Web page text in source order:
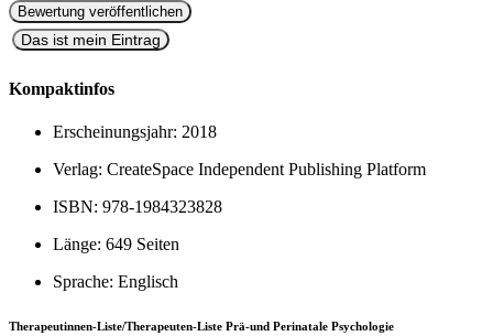
Das ist mein Eintrag
Kompaktinfos
Erscheinungsjahr: 2018
Verlag: CreateSpace Independent Publishing Platform
ISBN: 978-1984323828
Länge: 649 Seiten
Sprache: Englisch
Therapeutinnen-Liste/Therapeuten-Liste Prä-und Perinatale Psychologie